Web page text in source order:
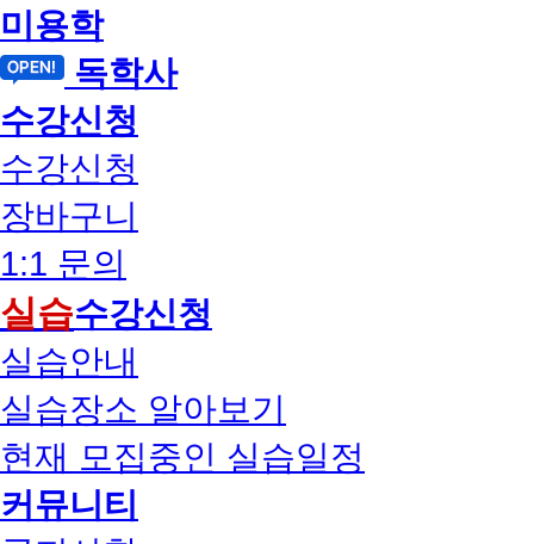
미용학
독학사
수강신청
수강신청
장바구니
1:1 문의
실습수강신청
실습안내
실습장소 알아보기
현재 모집중인 실습일정
커뮤니티